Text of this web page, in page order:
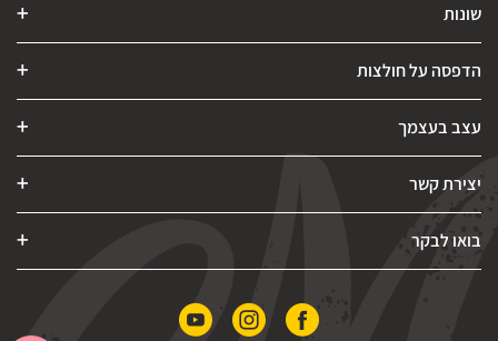
שונות
הדפסה על חולצות
עצב בעצמך
יצירת קשר
בואו לבקר